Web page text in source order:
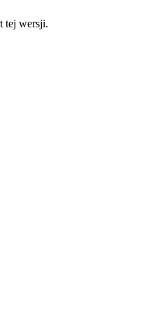
tej wersji.